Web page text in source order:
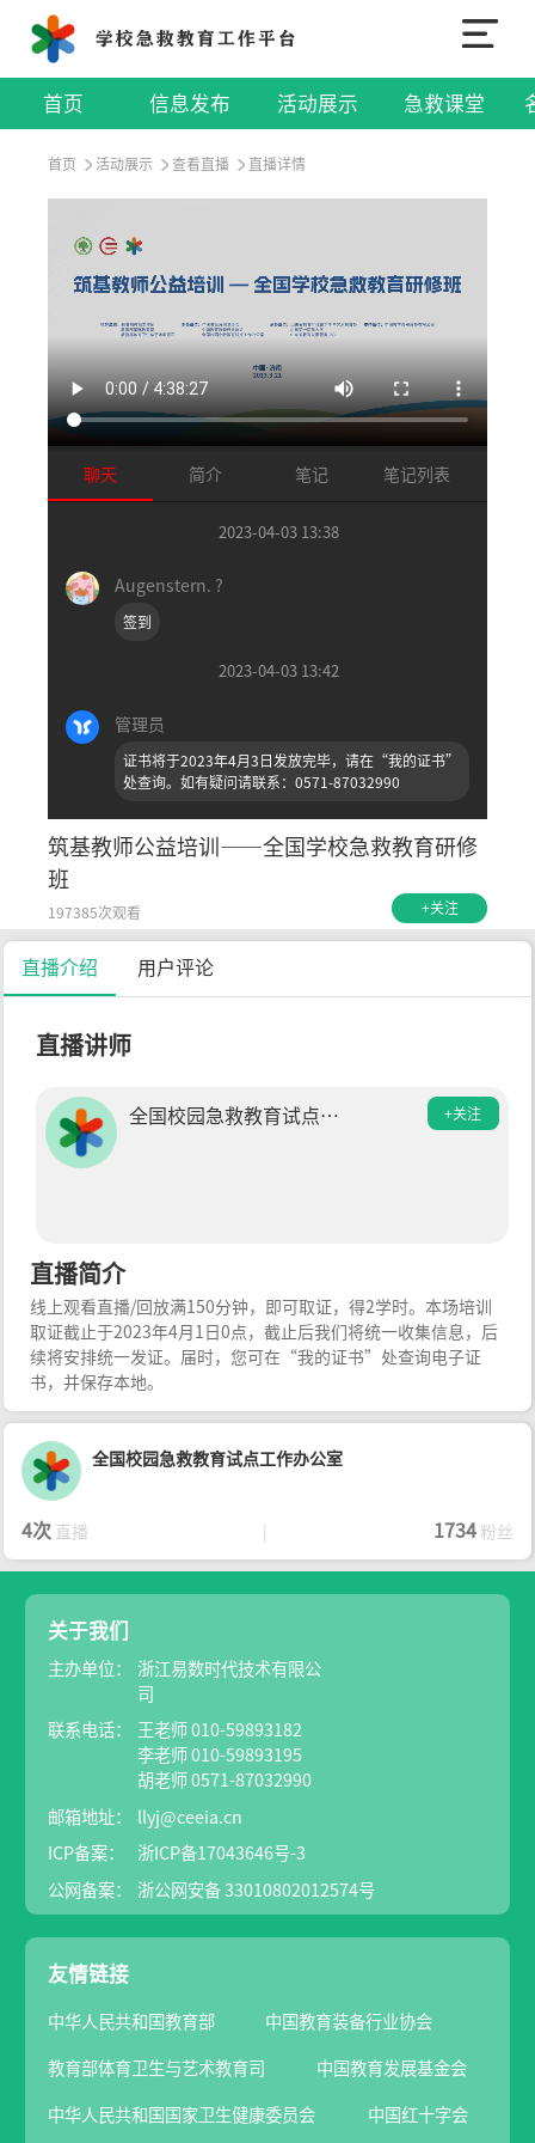
首页 信息发布 活动展示 急救课堂
首页 活动展示 查看直播 直播详情
聊天 简介 笔记 笔记列表
于瑞娟
2023-04-03 12:45
胥佳莉
2023-04-03 13:00
胥佳莉
各位老师，谁知道打哪个电话可以查证书？
2023-04-03 13:38
Augenstern. ?
签到
2023-04-03 13:42
管理员
证书将于2023年4月3日发放完毕，请在“我的证书”
处查询。如有疑问请联系：0571-87032990
筑基教师公益培训——全国学校急救教育研修
班
+关注
197385次观看
直播介绍 用户评论
直播讲师
全国校园急救教育试点工
+关注
直播简介
线上观看直播/回放满150分钟，即可取证，得2学时。本场培训
取证截止于2023年4月1日0点，截止后我们将统一收集信息，后
续将安排统一发证。届时，您可在“我的证书”处查询电子证
书，并保存本地。
全国校园急救教育试点工作办公室
4次 直播 1734 粉丝
关于我们
主办单位：
浙江易数时代技术有限公
司
联系电话：
王老师 010-59893182
李老师 010-59893195
胡老师 0571-87032990
邮箱地址： llyj@ceeia.cn
ICP备案： 浙ICP备17043646号-3
公网备案： 浙公网安备 33010802012574号
友情链接
中华人民共和国教育部 中国教育装备行业协会
教育部体育卫生与艺术教育司 中国教育发展基金会
中华人民共和国国家卫生健康委员会 中国红十字会